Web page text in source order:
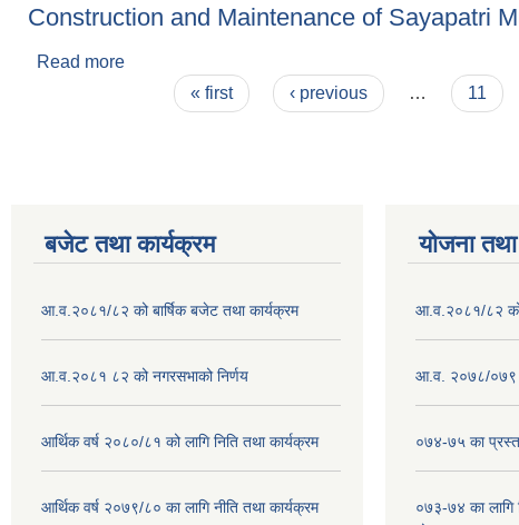
Construction and Maintenance of Sayapatri
Read more
« first ‹ previous … 11
बजेट तथा कार्यक्रम
आ.व.२०८१/८२ को बार्षिक बजेट तथा कार्यक्रम
आ.व.२०८१ ८२ को नगरसभाको निर्णय
आर्थिक वर्ष २०८०/८१ को लागि निति तथा कार्यक्रम
आर्थिक वर्ष २०७९/८० का लागि नीति तथा कार्यक्रम
योजना
आ.व.२०८१/८२ को
आ.व. २०७८/०७९
०७४-७५ का
०७३-७४ का लागि